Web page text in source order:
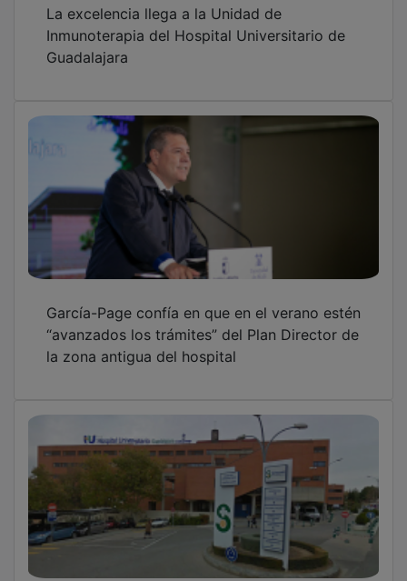
Inmunoterapia del Hospital Universitario de
Guadalajara
“avanzados los trámites” del Plan Director de
la zona antigua del hospital